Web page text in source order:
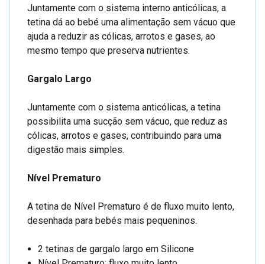
Juntamente com o sistema interno anticólicas, a
tetina dá ao bebé uma alimentação sem vácuo que
ajuda a reduzir as cólicas, arrotos e gases, ao
mesmo tempo que preserva nutrientes.
Gargalo Largo
Juntamente com o sistema anticólicas, a tetina
possibilita uma sucção sem vácuo, que reduz as
cólicas, arrotos e gases, contribuindo para uma
digestão mais simples.
Nível Prematuro
A tetina de Nível Prematuro é de fluxo muito lento,
desenhada para bebés mais pequeninos.
2 tetinas de gargalo largo em Silicone